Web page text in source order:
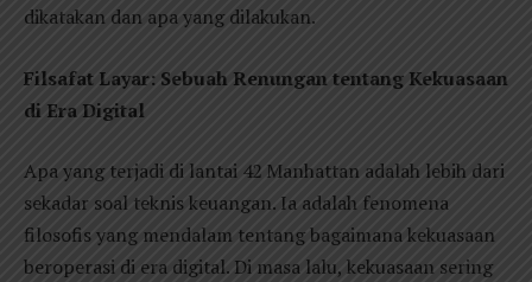
dikatakan dan apa yang dilakukan.
Filsafat Layar: Sebuah Renungan tentang Kekuasaan
di Era Digital
Apa yang terjadi di lantai 42 Manhattan adalah lebih dari
sekadar soal teknis keuangan. Ia adalah fenomena
filosofis yang mendalam tentang bagaimana kekuasaan
beroperasi di era digital. Di masa lalu, kekuasaan sering